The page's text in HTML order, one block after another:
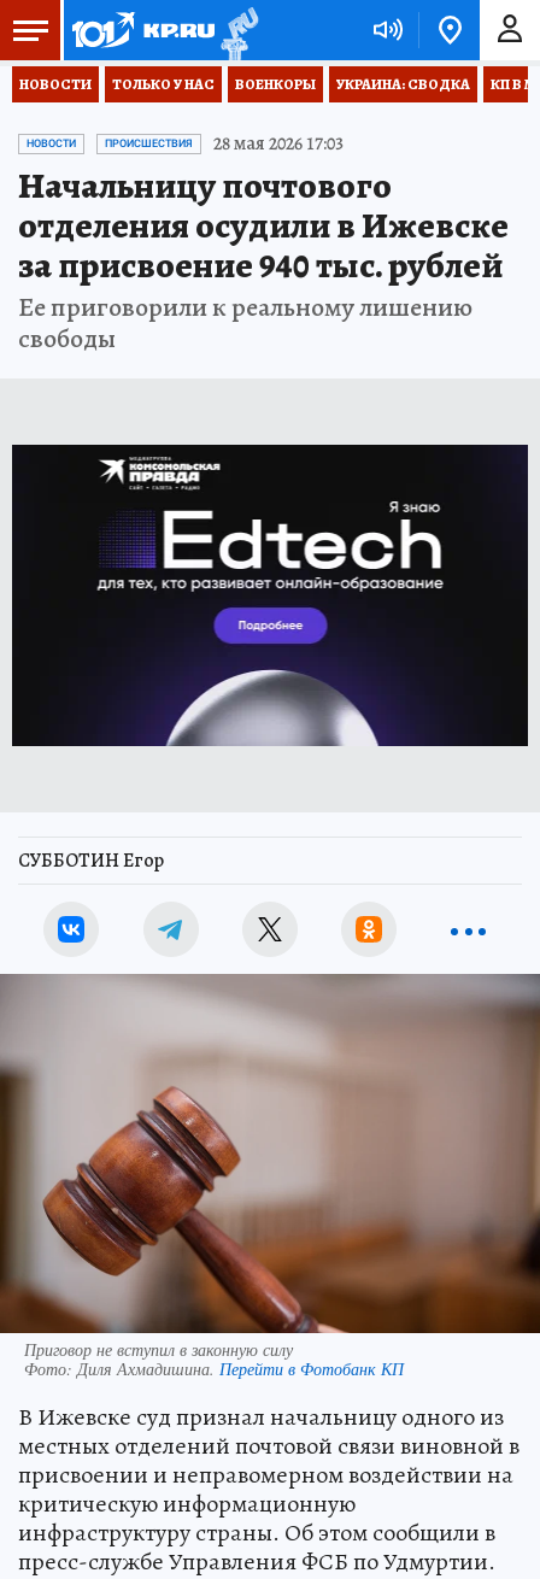
НОВОСТИ ТОЛЬКО У НАС ВОЕНКОРЫ УКРАИНА: СВОДКА КП В
НОВОСТИ ПРОИСШЕСТВИЯ 28 мая 2026 17:03
Начальницу почтового
отделения осудили в Ижевске
за присвоение 940 тыс. рублей
Ее приговорили к реальному лишению
свободы
СУББОТИН Егор
Приговор не вступил в законную силу
Фото: Диля Ахмадишина. Перейти в Фотобанк КП
В Ижевске суд признал начальницу одного из
местных отделений почтовой связи виновной в
присвоении и неправомерном воздействии на
критическую информационную
инфраструктуру страны. Об этом сообщили в
пресс-службе Управления ФСБ по Удмуртии.